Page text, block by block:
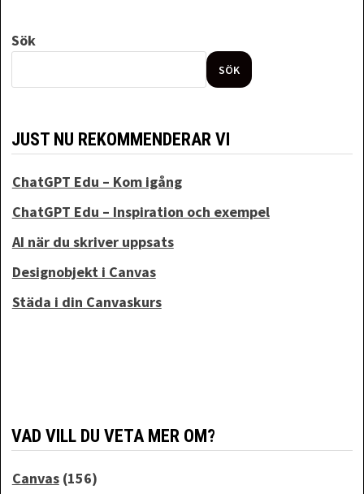
Sök
SÖK
JUST NU REKOMMENDERAR VI
ChatGPT Edu – Kom igång
ChatGPT Edu – Inspiration och exempel
AI när du skriver uppsats
Designobjekt i Canvas
Städa i din Canvaskurs
VAD VILL DU VETA MER OM?
Canvas(156)